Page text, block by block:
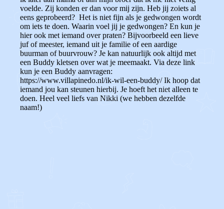
voelde. Zij konden er dan voor mij zijn. Heb jij zoiets al
eens geprobeerd? Het is niet fijn als je gedwongen wordt
om iets te doen. Waarin voel jij je gedwongen? En kun je
hier ook met iemand over praten? Bijvoorbeeld een lieve
juf of meester, iemand uit je familie of een aardige
buurman of buurvrouw? Je kan natuurlijk ook altijd met
een Buddy kletsen over wat je meemaakt. Via deze link
kun je een Buddy aanvragen:
https://www.villapinedo.nl/ik-wil-een-buddy/ Ik hoop dat
iemand jou kan steunen hierbij. Je hoeft het niet alleen te
doen. Heel veel liefs van Nikki (we hebben dezelfde
naam!)